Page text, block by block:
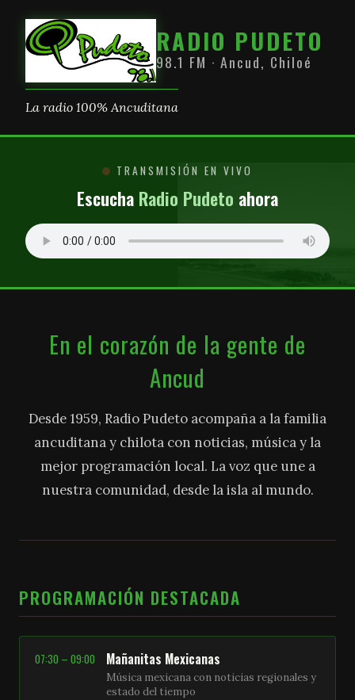
RADIO PUDETO
98.1 FM · Ancud, Chiloé
La radio 100% Ancuditana
TRANSMISIÓN EN VIVO
Escucha Radio Pudeto ahora
En el corazón de la gente de
Ancud
Desde 1959, Radio Pudeto acompaña a la familia
ancuditana y chilota con noticias, música y la
mejor programación local. La voz que une a
nuestra comunidad, desde la isla al mundo.
PROGRAMACIÓN DESTACADA
07:30 – 09:00 Mañanitas Mexicanas
Música mexicana con noticias regionales y
estado del tiempo